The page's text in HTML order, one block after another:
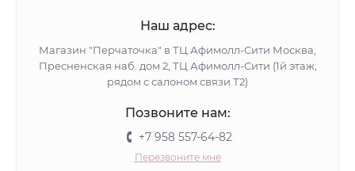
Наш адрес:
Магазин "Перчаточка" в ТЦ Афимолл-Сити Москва,
Пресненская наб. дом 2, ТЦ Афимолл-Сити (1й этаж,
рядом с салоном связи Т2)
Позвоните нам:
+7 958 557-64-82
Перезвоните мне